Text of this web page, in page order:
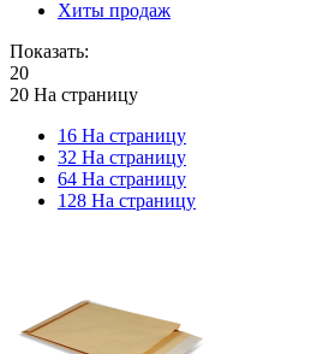
Хиты продаж
Показать:
20
20 На страницу
16 На страницу
32 На страницу
64 На страницу
128 На страницу